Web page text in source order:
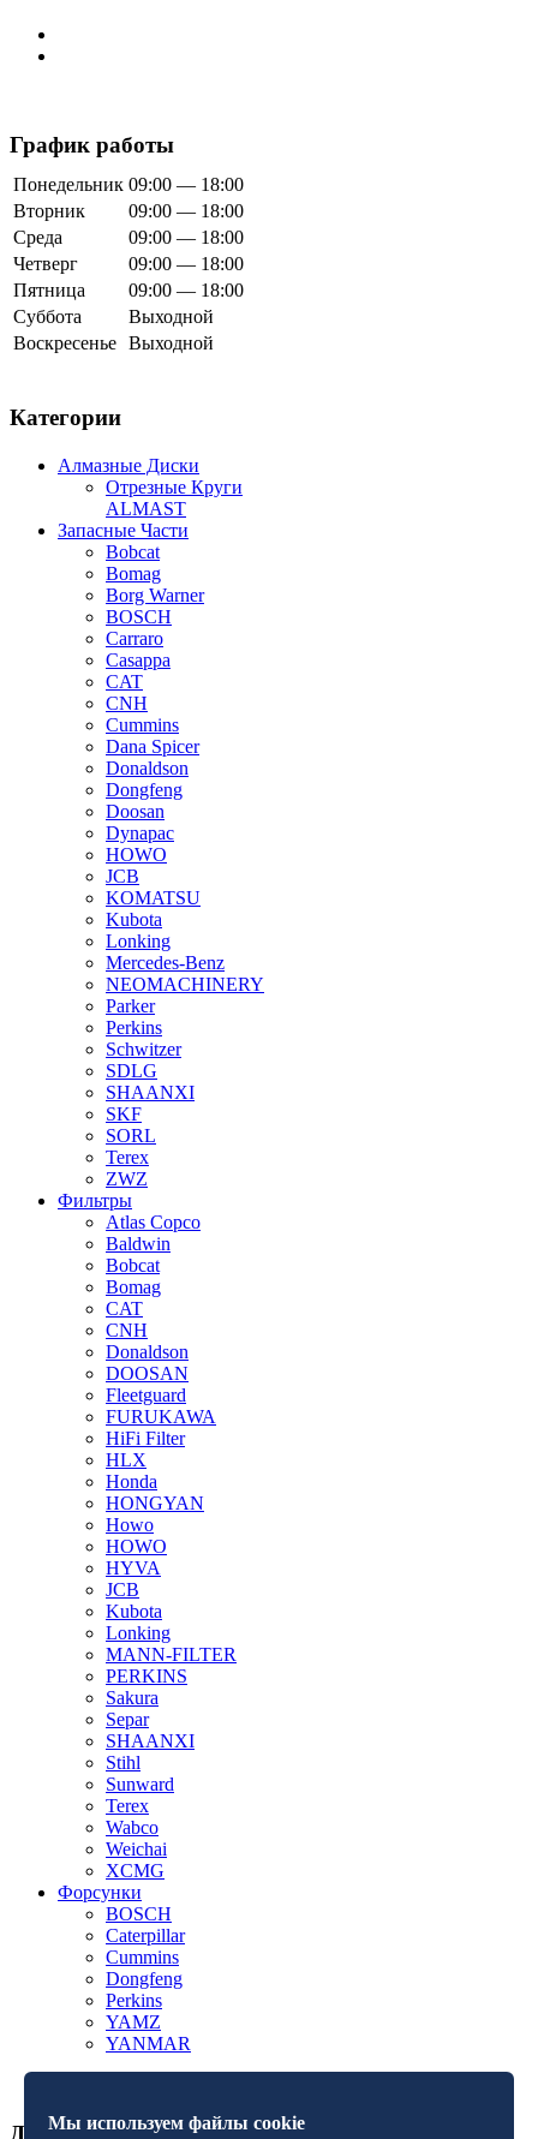
График работы
Понедельник 09:00 — 18:00
Вторник
09:00 — 18:00
Среда
09:00 — 18:00
Четверг
09:00 — 18:00
Пятница
09:00 — 18:00
Суббота
Выходной
Воскресенье Выходной
Категории
Алмазные Диски
Отрезные Круги
ALMAST
Запасные Части
Bobcat
Bomag
Borg Warner
BOSCH
Carraro
Casappa
CAT
CNH
Cummins
Dana Spicer
Donaldson
Dongfeng
Doosan
Dynapac
HOWO
JCB
KOMATSU
Kubota
Lonking
Mercedes-Benz
NEOMACHINERY
Parker
Perkins
Schwitzer
SDLG
SHAANXI
SKF
SORL
Terex
ZWZ
Фильтры
Atlas Copco
Baldwin
Bobcat
Bomag
CAT
CNH
Donaldson
DOOSAN
Fleetguard
FURUKAWA
HiFi Filter
HLX
Honda
HONGYAN
Howo
HOWO
HYVA
JCB
Kubota
Lonking
MANN-FILTER
PERKINS
Sakura
Separ
SHAANXI
Stihl
Sunward
Terex
Wabco
Weichai
XCMG
Форсунки
BOSCH
Caterpillar
Cummins
Dongfeng
Perkins
YAMZ
YANMAR
Дополнительная информация
Мы используем файлы cookie